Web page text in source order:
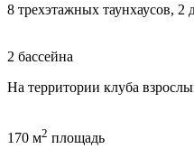
8 трехэтажных таунхаусов, 2
2 бассейна
На территории клуба
170 м2 площадь